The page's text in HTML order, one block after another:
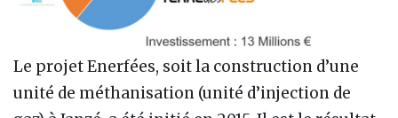
Le projet Enerfées, soit la construction d’une
unité de méthanisation (unité d’injection de